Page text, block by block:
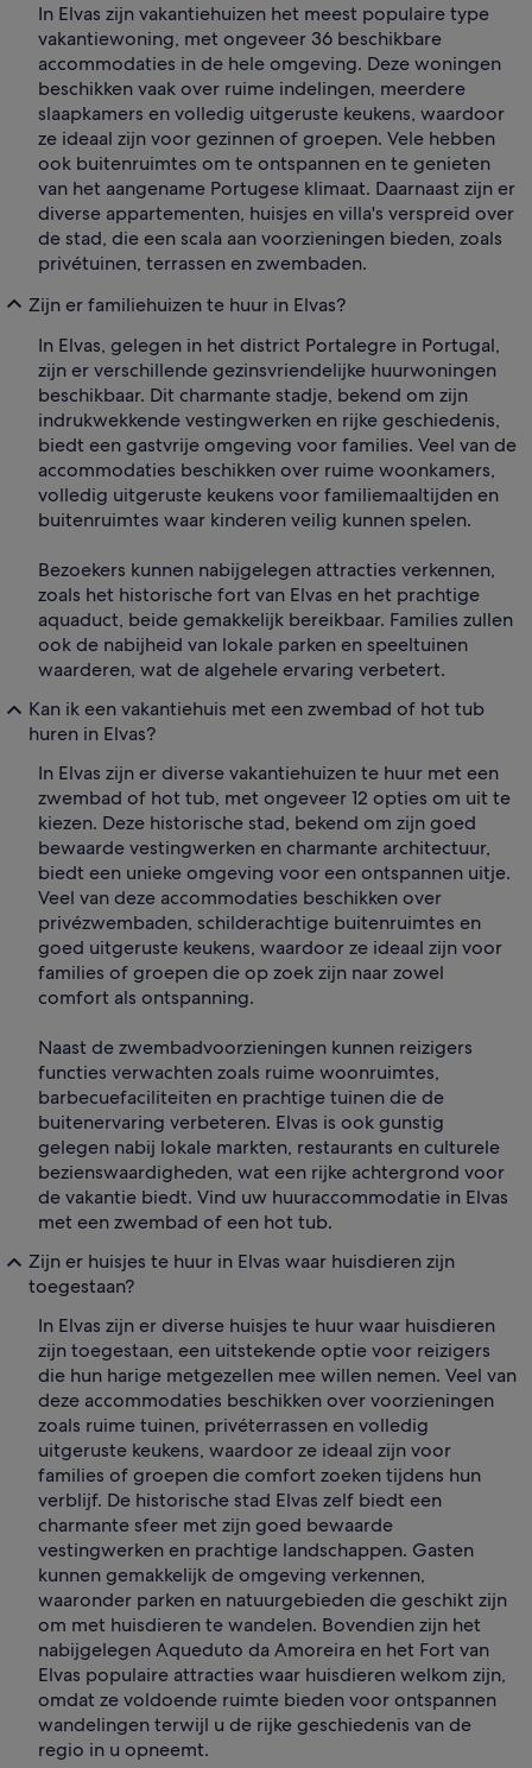
In Elvas zijn vakantiehuizen het meest populaire type
vakantiewoning, met ongeveer 36 beschikbare
accommodaties in de hele omgeving. Deze woningen
beschikken vaak over ruime indelingen, meerdere
slaapkamers en volledig uitgeruste keukens, waardoor
ze ideaal zijn voor gezinnen of groepen. Vele hebben
ook buitenruimtes om te ontspannen en te genieten
van het aangename Portugese klimaat. Daarnaast zijn er
diverse appartementen, huisjes en villa's verspreid over
de stad, die een scala aan voorzieningen bieden, zoals
privétuinen, terrassen en zwembaden.
Zijn er familiehuizen te huur in Elvas?
In Elvas, gelegen in het district Portalegre in Portugal,
zijn er verschillende gezinsvriendelijke huurwoningen
beschikbaar. Dit charmante stadje, bekend om zijn
indrukwekkende vestingwerken en rijke geschiedenis,
biedt een gastvrije omgeving voor families. Veel van de
accommodaties beschikken over ruime woonkamers,
volledig uitgeruste keukens voor familiemaaltijden en
buitenruimtes waar kinderen veilig kunnen spelen.
Bezoekers kunnen nabijgelegen attracties verkennen,
zoals het historische fort van Elvas en het prachtige
aquaduct, beide gemakkelijk bereikbaar. Families zullen
ook de nabijheid van lokale parken en speeltuinen
waarderen, wat de algehele ervaring verbetert.
Kan ik een vakantiehuis met een zwembad of hot tub
huren in Elvas?
In Elvas zijn er diverse vakantiehuizen te huur met een
zwembad of hot tub, met ongeveer 12 opties om uit te
kiezen. Deze historische stad, bekend om zijn goed
bewaarde vestingwerken en charmante architectuur,
biedt een unieke omgeving voor een ontspannen uitje.
Veel van deze accommodaties beschikken over
privézwembaden, schilderachtige buitenruimtes en
goed uitgeruste keukens, waardoor ze ideaal zijn voor
families of groepen die op zoek zijn naar zowel
comfort als ontspanning.
Naast de zwembadvoorzieningen kunnen reizigers
functies verwachten zoals ruime woonruimtes,
barbecuefaciliteiten en prachtige tuinen die de
buitenervaring verbeteren. Elvas is ook gunstig
gelegen nabij lokale markten, restaurants en culturele
bezienswaardigheden, wat een rijke achtergrond voor
de vakantie biedt. Vind uw huuraccommodatie in Elvas
met een zwembad of een hot tub.
Zijn er huisjes te huur in Elvas waar huisdieren zijn
toegestaan?
In Elvas zijn er diverse huisjes te huur waar huisdieren
zijn toegestaan, een uitstekende optie voor reizigers
die hun harige metgezellen mee willen nemen. Veel van
deze accommodaties beschikken over voorzieningen
zoals ruime tuinen, privéterrassen en volledig
uitgeruste keukens, waardoor ze ideaal zijn voor
families of groepen die comfort zoeken tijdens hun
verblijf. De historische stad Elvas zelf biedt een
charmante sfeer met zijn goed bewaarde
vestingwerken en prachtige landschappen. Gasten
kunnen gemakkelijk de omgeving verkennen,
waaronder parken en natuurgebieden die geschikt zijn
om met huisdieren te wandelen. Bovendien zijn het
nabijgelegen Aqueduto da Amoreira en het Fort van
Elvas populaire attracties waar huisdieren welkom zijn,
omdat ze voldoende ruimte bieden voor ontspannen
wandelingen terwijl u de rijke geschiedenis van de
regio in u opneemt.